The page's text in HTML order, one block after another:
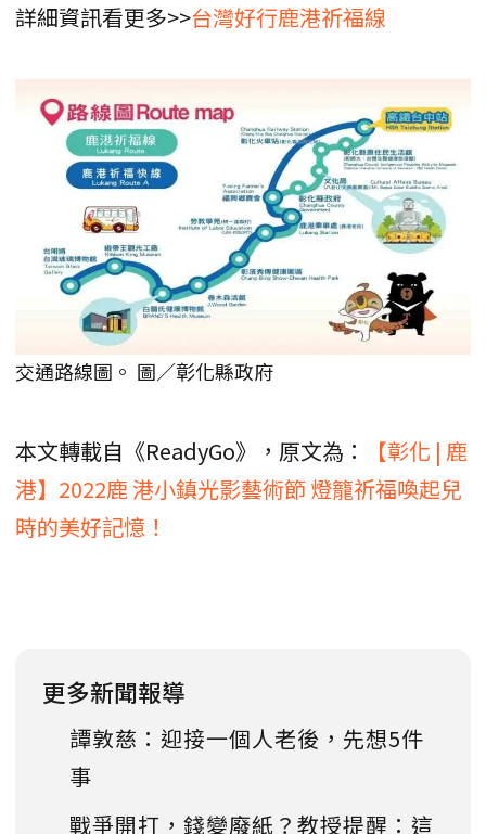
詳細資訊看更多>>台灣好行鹿港祈福線
交通路線圖。 圖／彰化縣政府
本文轉載自《ReadyGo》，原文為：
【彰化 | 鹿
港】2022鹿 港小鎮光影藝術節 燈籠祈福喚起兒
時的美好記憶！
更多新聞報導
譚敦慈：迎接一個人老後，先想5件
事
戰爭開打，錢變廢紙？教授提醒：這